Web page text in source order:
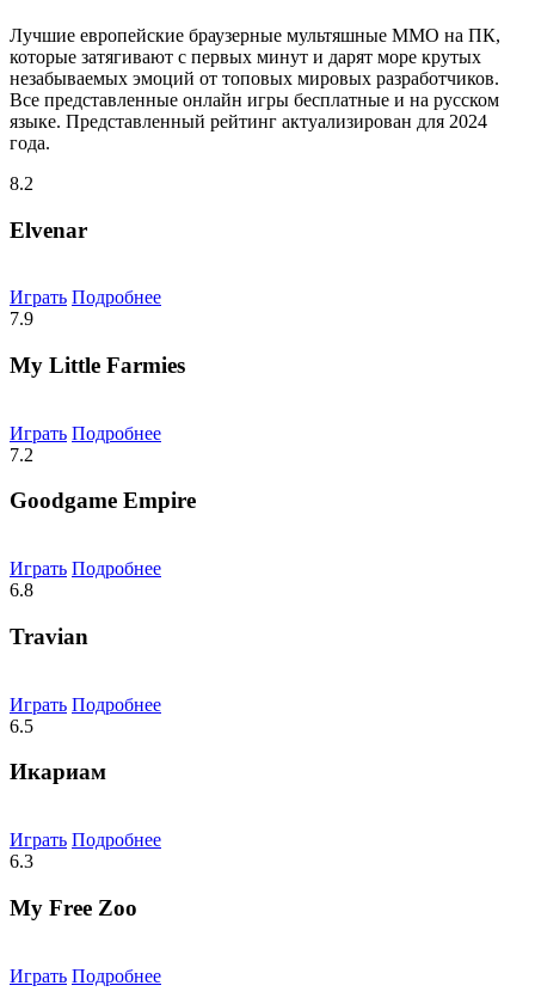
Лучшие европейские браузерные мультяшные MMO на ПК,
которые затягивают с первых минут и дарят море крутых
незабываемых эмоций от топовых мировых разработчиков.
Все представленные онлайн игры бесплатные и на русском
языке. Представленный рейтинг актуализирован для 2024
года.
8.2
Elvenar
Играть Подробнее
7.9
My Little Farmies
Играть Подробнее
7.2
Goodgame Empire
Играть Подробнее
6.8
Travian
Играть Подробнее
6.5
Икариам
Играть Подробнее
6.3
My Free Zoo
Играть Подробнее